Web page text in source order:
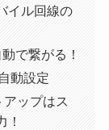
イル回線の
で繋がる！
動設定
ップはス
！